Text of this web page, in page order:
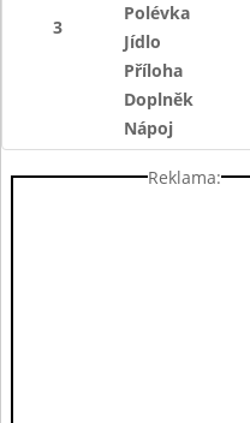
3
Polévka
Jídlo
Příloha
Doplněk
Nápoj
Reklama: